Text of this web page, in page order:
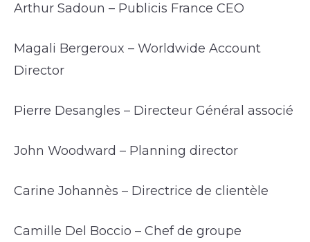
Arthur Sadoun – Publicis France CEO
Magali Bergeroux – Worldwide Account
Director
Pierre Desangles – Directeur Général associé
John Woodward – Planning director
Carine Johannès – Directrice de clientèle
Camille Del Boccio – Chef de groupe